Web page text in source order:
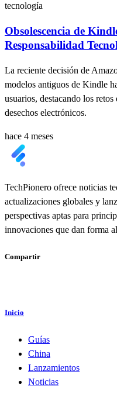
tecnología
Obsolescencia de
Responsabilidad
La reciente decisión de
modelos antiguos de Kindle
usuarios, destacando los
desechos electrónicos.
hace 4 meses
TechPionero ofrece noticias
actualizaciones globales y
perspectivas aptas para
innovaciones que dan forma
Compartir
Inicio
Guías
China
Lanzamientos
Noticias